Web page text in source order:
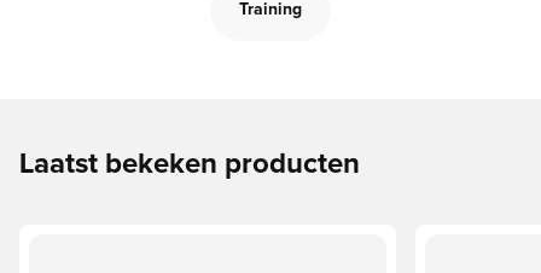
Training
Laatst bekeken producten